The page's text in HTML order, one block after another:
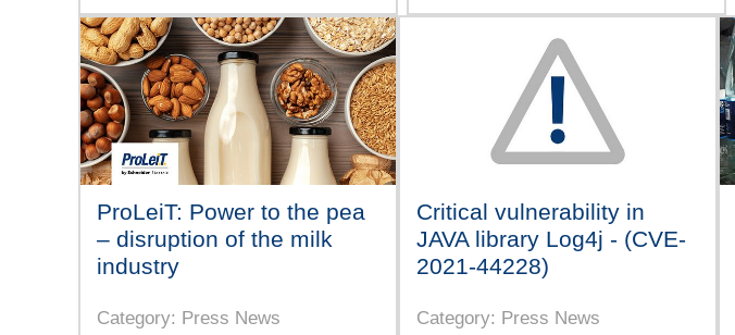
ProLeiT: Power to the pea
– disruption of the milk
industry
Category: Press News
Critical vulnerability in
JAVA library Log4j - (CVE-
2021-44228)
Category: Press News